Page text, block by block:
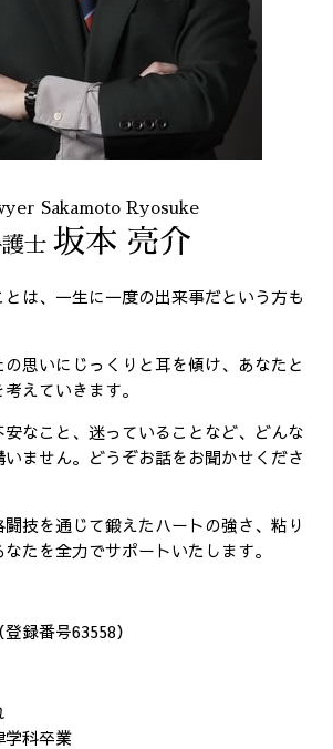
Sakamoto Ryosuke
士 坂本 亮介
は、一生に一度の出来事だという方も
思いにじっくりと耳を傾け、あなたと
えていきます。
なこと、迷っていることなど、どんな
ません。どうぞお話をお聞かせくださ
技を通じて鍛えたハートの強さ、粘り
たを全力でサポートいたします。
録番号63558）
学科卒業